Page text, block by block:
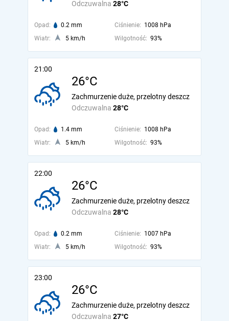
Odczuwalna 28°C
Opad: 0.2 mm Ciśnienie: 1008 hPa
Wiatr:
5 km/h Wilgotność: 93%
21:00
26°C
Odczuwalna 28°C
Zachmurzenie duże, przelotny deszcz
Opad: 1.4 mm Ciśnienie: 1008 hPa
Wiatr:
5 km/h Wilgotność: 93%
22:00
26°C
Odczuwalna 28°C
Zachmurzenie duże, przelotny deszcz
Opad: 0.2 mm Ciśnienie: 1007 hPa
Wiatr:
5 km/h Wilgotność: 93%
23:00
26°C
Odczuwalna 27°C
Zachmurzenie duże, przelotny deszcz